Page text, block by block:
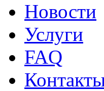
Новости
Услуги
FAQ